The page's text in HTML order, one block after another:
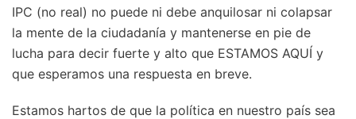
IPC (no real) no puede ni debe anquilosar ni colapsar
la mente de la ciudadanía y mantenerse en pie de
lucha para decir fuerte y alto que ESTAMOS AQUÍ y
que esperamos una respuesta en breve.
Estamos hartos de que la política en nuestro país sea